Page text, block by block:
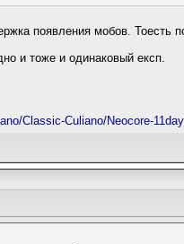
появления мобов.
и тоже и одинаковый експ.
Classic-Culiano/Neocore-11day